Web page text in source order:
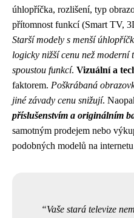
úhlopříčka, rozlišení, typ
přítomnost funkcí (Smart TV,
Starší modely s menší
logicky nižší cenu než moderní
spoustou funkcí. Vizuální a
faktorem. Poškrábaná
jiné závady cenu snižují.
příslušenstvím a originálním
samotným prodejem nebo
podobných modelů na
Vaše stará televize